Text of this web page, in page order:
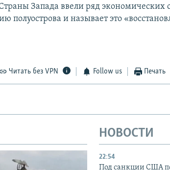
Запада ввели ряд экономических
полуострова и называет это
Читать без VPN Follow us Печать
НОВОСТИ
22:54
Под санкции США